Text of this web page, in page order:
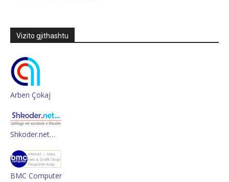
Vizito gjithashtu
Arben Çokaj
Shkoder.net…
BMC Computer